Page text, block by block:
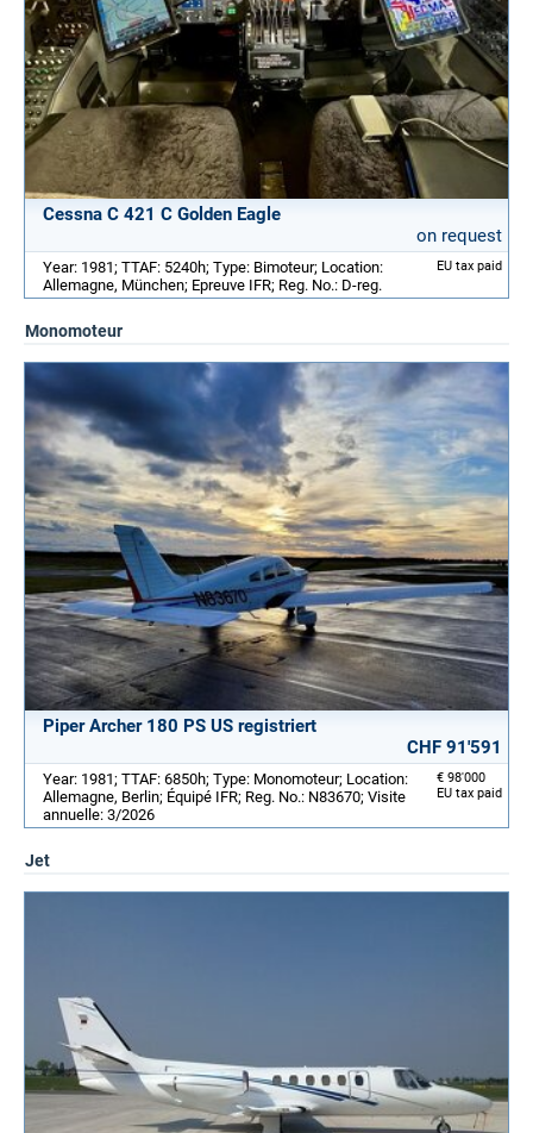
Cessna C 421 C Golden Eagle
on request
EU tax paid
Year: 1981; TTAF: 5240h; Type: Bimoteur; Location:
Allemagne, München; Epreuve IFR; Reg. No.: D-reg.
Monomoteur
Piper Archer 180 PS US registriert
CHF 91'591
€ 98'000
EU tax paid
Year: 1981; TTAF: 6850h; Type: Monomoteur; Location:
Allemagne, Berlin; Équipé IFR; Reg. No.: N83670; Visite
annuelle: 3/2026
Jet